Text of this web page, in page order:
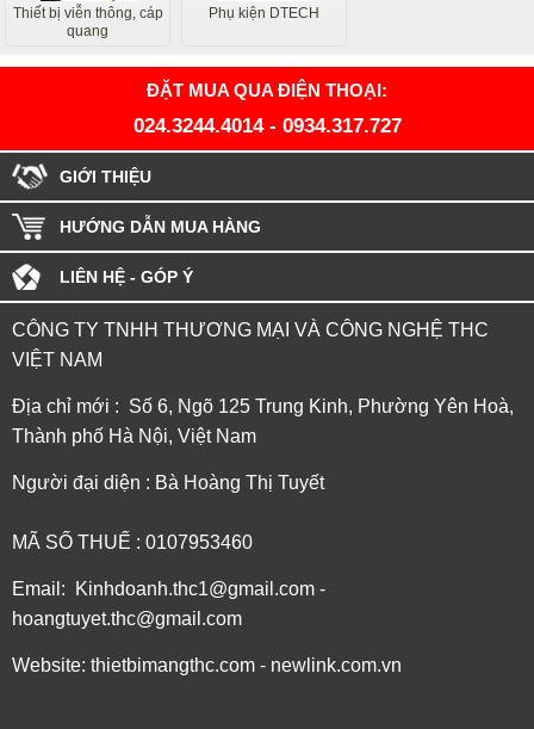
Thiết bị viễn thông, cáp
quang
Phụ kiện DTECH
ĐẶT MUA QUA ĐIỆN THOẠI:
024.3244.4014- 0934.317.727
GIỚI THIỆU
HƯỚNG DẪN MUA HÀNG
LIÊN HỆ - GÓP Ý
CÔNG TY TNHH THƯƠNG MẠI VÀ CÔNG NGHỆ THC
VIỆT NAM
Địa chỉ mới : Số 6, Ngõ 125 Trung Kinh, Phường Yên Hoà,
Thành phố Hà Nội, Việt Nam
Người đại diện : Bà Hoàng Thị Tuyết
MÃ SỐ THUẾ : 0107953460
Email: Kinhdoanh.thc1@gmail.com -
hoangtuyet.thc@gmail.com
Website: thietbimangthc.com - newlink.com.vn